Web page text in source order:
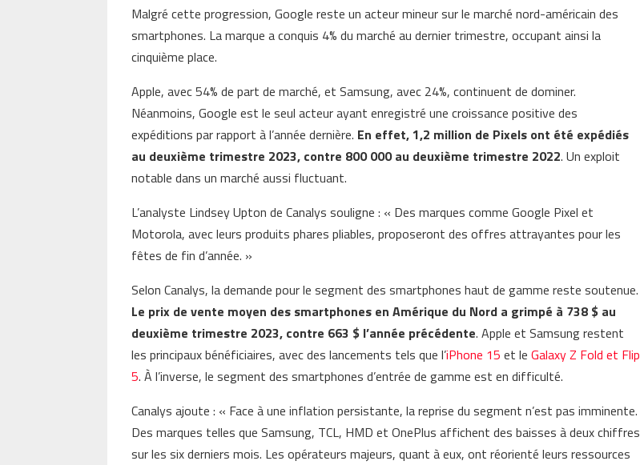
Malgré cette progression, Google reste un acteur mineur sur le marché nord-américain des
smartphones. La marque a conquis 4% du marché au dernier trimestre, occupant ainsi la
cinquième place.
Apple, avec 54% de part de marché, et Samsung, avec 24%, continuent de dominer.
Néanmoins, Google est le seul acteur ayant enregistré une croissance positive des
expéditions par rapport à l’année dernière. En effet, 1,2 million de Pixels ont été expédiés
au deuxième trimestre 2023, contre 800 000 au deuxième trimestre 2022. Un exploit
notable dans un marché aussi fluctuant.
L’analyste Lindsey Upton de Canalys souligne : « Des marques comme Google Pixel et
Motorola, avec leurs produits phares pliables, proposeront des offres attrayantes pour les
fêtes de fin d’année. »
Selon Canalys, la demande pour le segment des smartphones haut de gamme reste soutenue.
Le prix de vente moyen des smartphones en Amérique du Nord a grimpé à 738 $ au
deuxième trimestre 2023, contre 663 $ l’année précédente. Apple et Samsung restent
les principaux bénéficiaires, avec des lancements tels que l’iPhone 15 et leGalaxy Z Fold et Flip
5. À l’inverse, le segment des smartphones d’entrée de gamme est en difficulté.
Canalys ajoute : « Face à une inflation persistante, la reprise du segment n’est pas imminente.
Des marques telles que Samsung, TCL, HMD et OnePlus affichent des baisses à deux chiffres
sur les six derniers mois. Les opérateurs majeurs, quant à eux, ont réorienté leurs ressources